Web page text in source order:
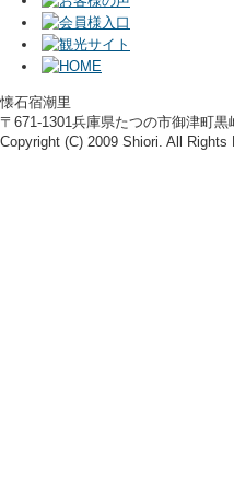
懐石宿潮里
〒671-1301兵庫県たつの市御津町
Copyright (C) 2009 Shiori. All Rights